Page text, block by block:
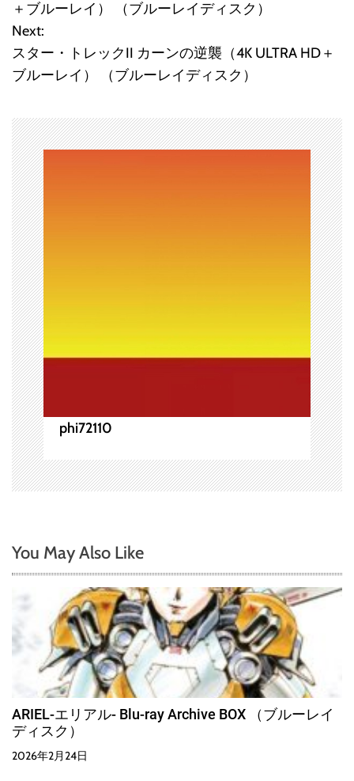
ナ
ビ
ー
シ
ョ
ン
＋ブルーレイ） （ブルーレイディスク）
Next:
スター・トレックII カーンの逆襲（4K ULTRA HD＋
ブルーレイ） （ブルーレイディスク）
phi72110
You May Also Like
ARIEL-エリアル- Blu-ray Archive BOX （ブルーレイ
ディスク）
2026年2月24日